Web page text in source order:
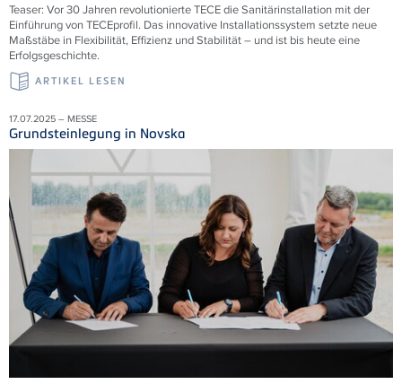
Teaser: Vor 30 Jahren revolutionierteTECEdie Sanitärinstallation mit der
Einführung vonTECEprofil. Das innovative Installationssystem setzte neue
Maßstäbe in Flexibilität, Effizienz und Stabilität – und ist bis heute eine
Erfolgsgeschichte.
ARTIKEL LESEN
17.07.2025 – MESSE
Grundsteinlegung in Novska